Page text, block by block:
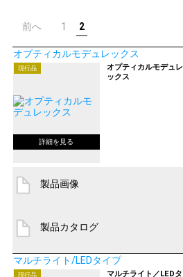
前へ 1 2
オプティカルモデュレックス
現行品
オプティカルモデュレ
ックス
製品画像
製品カタログ
マルチライト/LEDタイプ
現行品
マルチライト／LEDタ